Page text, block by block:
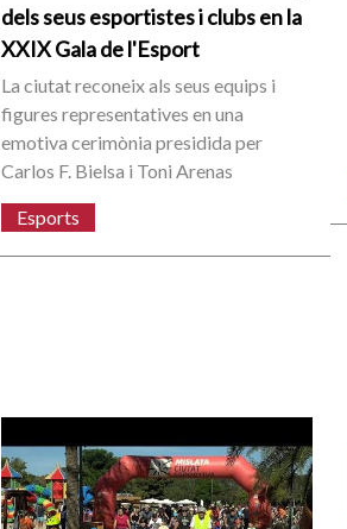
dels seus esportistes i clubs en la
XXIX Gala de l'Esport
La ciutat reconeix als seus equips i
figures representatives en una
emotiva cerimònia presidida per
Carlos F. Bielsa i Toni Arenas
Esports